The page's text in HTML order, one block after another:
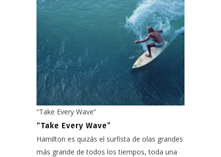
“Take Every Wave”
“Take Every Wave”
Hamilton es quizás el surfista de olas grandes
más grande de todos los tiempos, toda una